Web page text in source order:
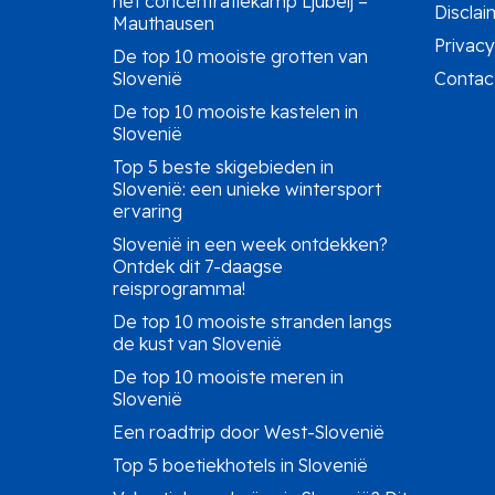
Mauthausen
De top 10 mooiste grotten van
Slovenië
De top 10 mooiste kastelen in
Slovenië
Top 5 beste skigebieden in
Slovenië: een unieke wintersport
ervaring
Slovenië in een week ontdekken?
Ontdek dit 7-daagse
reisprogramma!
De top 10 mooiste stranden langs
de kust van Slovenië
De top 10 mooiste meren in
Slovenië
Een roadtrip door West-Slovenië
Top 5 boetiekhotels in Slovenië
Privacy